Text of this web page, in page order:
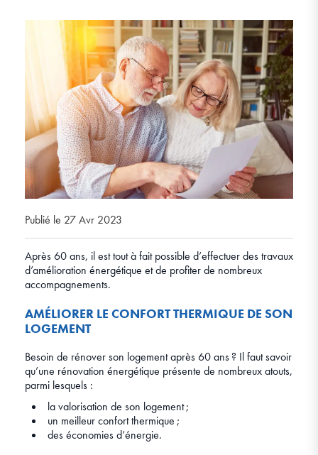
Publié le 27 Avr 2023
Après 60 ans, il est tout à fait possible d’effectuer des travaux
d’amélioration énergétique et de profiter de nombreux
accompagnements.
AMÉLIORER LE CONFORT THERMIQUE DE SON
LOGEMENT
Besoin de rénover son logement après 60 ans ? Il faut savoir
qu’une rénovation énergétique présente de nombreux atouts,
parmi lesquels :
la valorisation de son logement ;
un meilleur confort thermique ;
des économies d’énergie.